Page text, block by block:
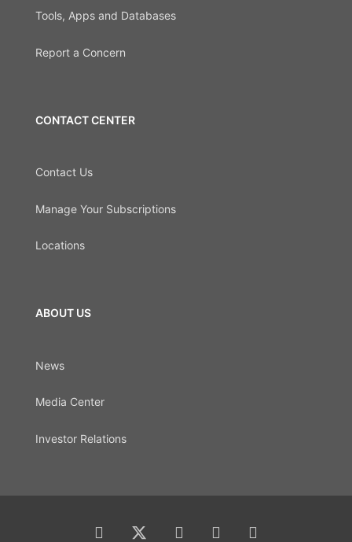
Tools, Apps and Databases
Report a Concern
CONTACT CENTER
Contact Us
Manage Your Subscriptions
Locations
ABOUT US
News
Media Center
Investor Relations